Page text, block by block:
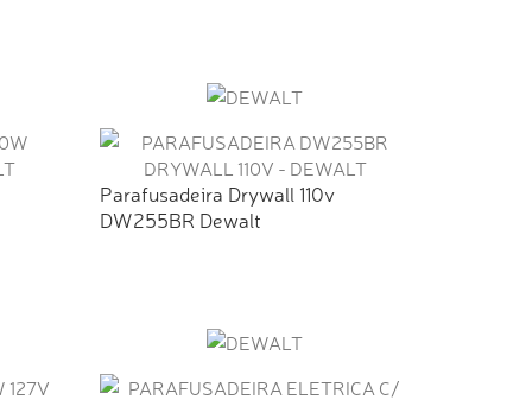
Parafusadeira Drywall 110v
DW255BR Dewalt